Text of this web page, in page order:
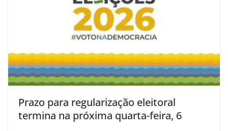
Prazo para regularização eleitoral
termina na próxima quarta-feira, 6